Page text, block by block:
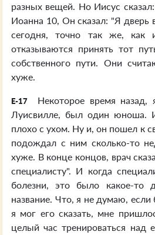
разных вещей. Но Иисус
Иоанна 10, Он сказал: "Я дверь
сегодня, точно так же, как
отказываются принять тот
собственного пути. Они
хуже.
E-17
Некоторое время
Луисвилле, был один юноша.
плохо с ухом. Ну и, он пошел к
подождал с ним сколько-то
хуже. В конце концов, врач
специалисту". И когда
болезни, это было какое-то
название. Что, я не думаю, если
я мог его сказать, мне
целый час тренироваться над